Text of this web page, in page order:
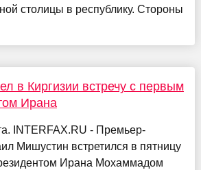
столицы в республику. Стороны
в Киргизии встречу с первым
Ирана
INTERFAX.RU - Премьер-
Мишустин встретился в пятницу
Ирана Мохаммадом